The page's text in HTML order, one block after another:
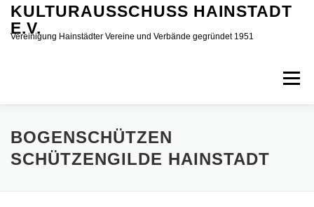
Zum
Inhalt
springen
KULTURAUSSCHUSS HAINSTADT
E.V.
Vereinigung Hainstädter Vereine und Verbände gegründet 1951
Menü
START AKTUELLES VEREINE
BOGENSCHÜTZEN
SCHÜTZENGILDE HAINSTADT